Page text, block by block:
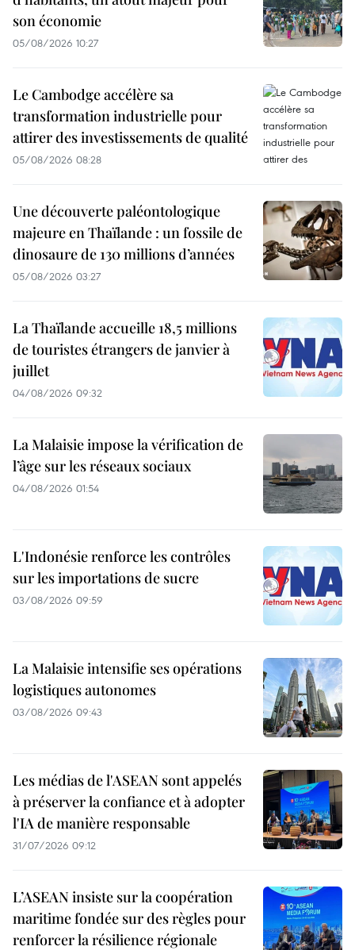
son économie
05/08/2026 10:27
Le Cambodge accélère sa
transformation industrielle pour
attirer des investissements de qualité
05/08/2026 08:28
Une découverte paléontologique
majeure en Thaïlande : un fossile de
dinosaure de 130 millions d’années
05/08/2026 03:27
La Thaïlande accueille 18,5 millions
de touristes étrangers de janvier à
juillet
04/08/2026 09:32
La Malaisie impose la vérification de
l’âge sur les réseaux sociaux
04/08/2026 01:54
L'Indonésie renforce les contrôles
sur les importations de sucre
03/08/2026 09:59
La Malaisie intensifie ses opérations
logistiques autonomes
03/08/2026 09:43
Les médias de l'ASEAN sont appelés
à préserver la confiance et à adopter
l'IA de manière responsable
31/07/2026 09:12
L’ASEAN insiste sur la coopération
maritime fondée sur des règles pour
renforcer la résilience régionale